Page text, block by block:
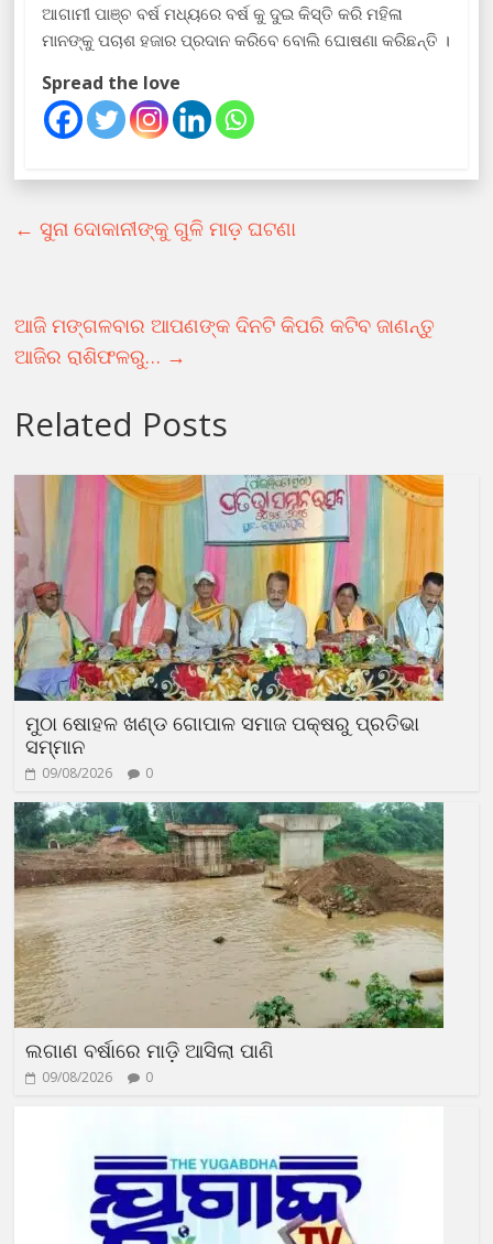
ଆଗାମୀ ପାଞ୍ଚ ବର୍ଷ ମଧ୍ୟରେ ବର୍ଷ କୁ ଦୁଇ କିସ୍ତି କରି ମହିଳା
ମାନଙ୍କୁ ପଚାଶ ହଜାର ପ୍ରଦାନ କରିବେ ବୋଲି ଘୋଷଣା କରିଛନ୍ତି ।
Spread the love
← ସୁନା ଦୋକାନୀଙ୍କୁ ଗୁଳି ମାଡ଼ ଘଟଣା
ଆଜି ମଙ୍ଗଳବାର ଆପଣଙ୍କ ଦିନଟି କିପରି କଟିବ ଜାଣନ୍ତୁ
ଆଜିର ରାଶିଫଳରୁ… →
Related Posts
ମୁଠା ଷୋହଳ ଖଣ୍ଡ ଗୋପାଳ ସମାଜ ପକ୍ଷରୁ ପ୍ରତିଭା
ସମ୍ମାନ
09/08/2026 0
ଲଗାଣ ବର୍ଷାରେ ମାଡ଼ି ଆସିଲା ପାଣି
09/08/2026 0